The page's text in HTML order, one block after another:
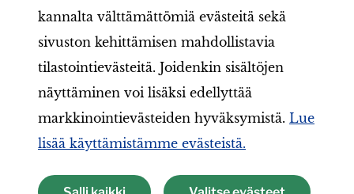
kannalta välttämättömiä evästeitä sekä
sivuston kehittämisen mahdollistavia
tilastointievästeitä. Joidenkin sisältöjen
näyttäminen voi lisäksi edellyttää
markkinointievästeiden hyväksymistä. Lue
lisää käyttämistämme evästeistä.
Järjestö Aineistot LIONS-valmennus
Suomen Lions-liitto ry